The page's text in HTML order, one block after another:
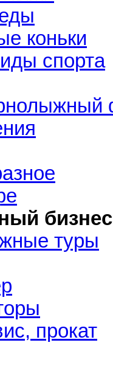
коньки
спорта
бизнес
туры
прокат